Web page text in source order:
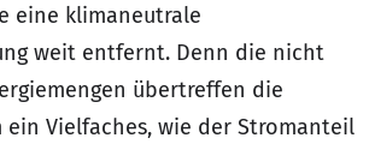
eine klimaneutrale
weit entfernt. Denn die nicht
übertreffen die
ein Vielfaches, wie der Stromanteil